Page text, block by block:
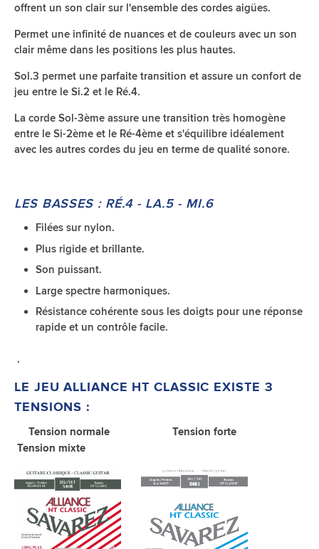
offrent un son clair sur l'ensemble des cordes aigües.
Permet une infinité de nuances et de couleurs avec un son
clair même dans les positions les plus hautes.
Sol.3 permet une parfaite transition et assure un confort de
jeu entre le Si.2 et le Ré.4.
La corde Sol-3ème assure une transition très homogène
entre le Si-2ème et le Ré-4ème et s'équilibre idéalement
avec les autres cordes du jeu en terme de qualité sonore.
LES BASSES : RÉ.4 - LA.5 - MI.6
Filées sur nylon.
Plus rigide et brillante.
Son puissant.
Large spectre harmoniques.
Résistance cohérente sous les doigts pour une réponse
rapide et un contrôle facile.
.
LE JEU ALLIANCE HT CLASSIC EXISTE 3
TENSIONS :
Tension normale Tension forte
Tension mixte